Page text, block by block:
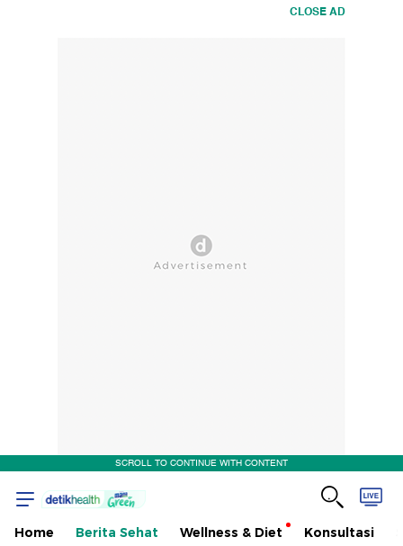
CLOSE AD
SCROLL TO CONTINUE WITH CONTENT
Home Berita Sehat Wellness & Diet Konsultasi